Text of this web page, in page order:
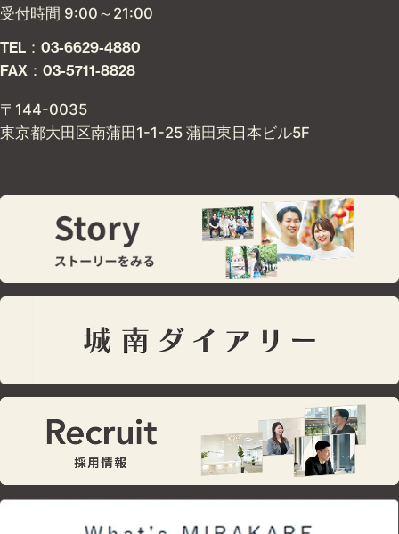
受付時間 9:00～21:00
TEL：03-6629-4880
FAX：03-5711-8828
〒144-0035
東京都大田区南蒲田1-1-25 蒲田東日本ビル5F